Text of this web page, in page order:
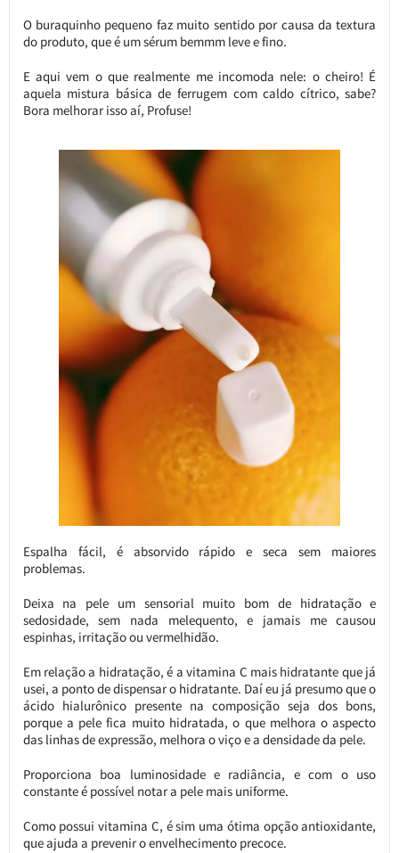
O buraquinho pequeno faz muito sentido por causa da textura
do produto, que é um sérum bemmm leve e fino.
E aqui vem o que realmente me incomoda nele: o cheiro! É
aquela mistura básica de ferrugem com caldo cítrico, sabe?
Bora melhorar isso aí, Profuse!
Espalha fácil, é absorvido rápido e seca sem maiores
problemas.
Deixa na pele um sensorial muito bom de hidratação e
sedosidade, sem nada melequento, e jamais me causou
espinhas, irritação ou vermelhidão.
Em relação a hidratação, é a vitamina C mais hidratante que já
usei, a ponto de dispensar o hidratante. Daí eu já presumo que o
ácido hialurônico presente na composição seja dos bons,
porque a pele fica muito hidratada, o que melhora o aspecto
das linhas de expressão, melhora o viço e a densidade da pele.
Proporciona boa luminosidade e radiância, e com o uso
constante é possível notar a pele mais uniforme.
Como possui vitamina C, é sim uma ótima opção antioxidante,
que ajuda a prevenir o envelhecimento precoce.